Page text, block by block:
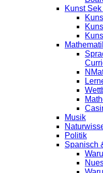
Kunst Sek II
Musik
Politik
Spanisch